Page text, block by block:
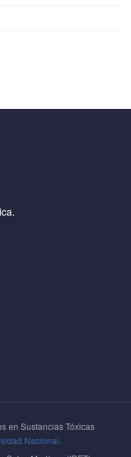
en Sustancias Tóxicas
Nacional.